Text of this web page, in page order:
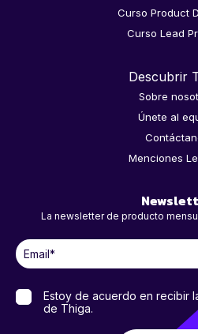
Curso Product
Curso Lead
Descubrir
Sobre
Únete al
Menciones
La newsletter de producto
Estoy de acuerdo en recibir
de Thiga.